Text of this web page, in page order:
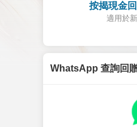
按揭現金
適用於
WhatsApp 查詢回